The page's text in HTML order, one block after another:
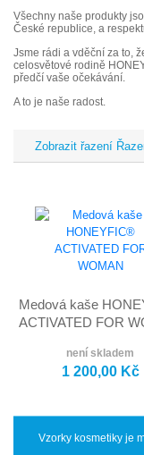
Všechny naše produkty
České republice, a
Jsme rádi a vděční za to,
celosvětové rodině
předčí vaše očekávání.
A to je naše radost.
Medová kaše
ACTIVATED FOR
není skladem
1 200,00 Kč
Vzorky kosmetiky je